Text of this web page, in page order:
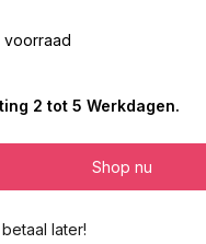
voorraad
2 tot 5 Werkdagen.
Shop nu
later!